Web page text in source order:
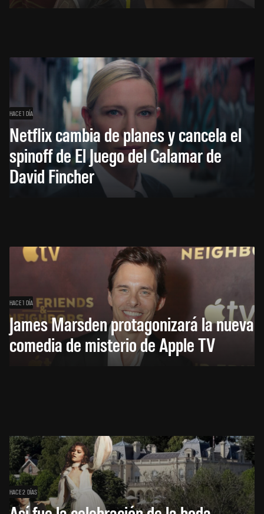
HACE 1 DÍA
Netflix cambia de planes y cancela el
spinoff de El Juego del Calamar de
David Fincher
HACE 1 DÍA
James Marsden protagonizará la nueva
comedia de misterio de Apple TV
HACE 2 DÍAS